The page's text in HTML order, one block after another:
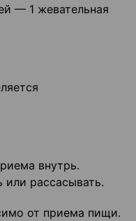
— 1 жевательная
внутрь.
рассасывать.
от приема пищи.